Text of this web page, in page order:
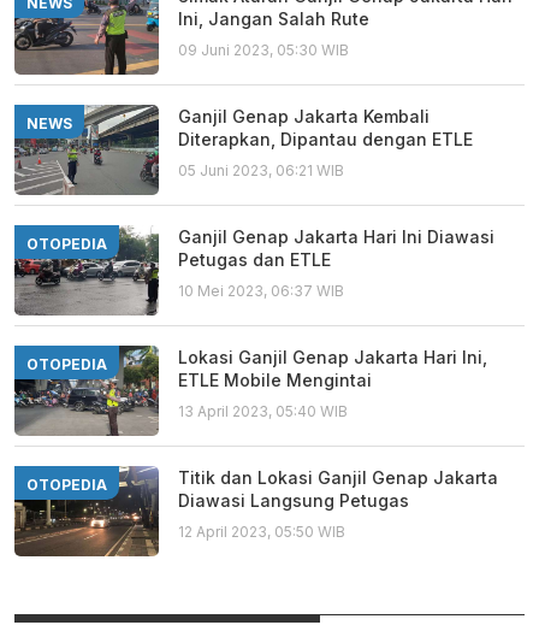
Ini, Jangan Salah Rute
09 Juni 2023, 05:30 WIB
NEWS
Ganjil Genap Jakarta Kembali
Diterapkan, Dipantau dengan ETLE
05 Juni 2023, 06:21 WIB
OTOPEDIA
Ganjil Genap Jakarta Hari Ini Diawasi
Petugas dan ETLE
10 Mei 2023, 06:37 WIB
OTOPEDIA
Lokasi Ganjil Genap Jakarta Hari Ini,
ETLE Mobile Mengintai
13 April 2023, 05:40 WIB
OTOPEDIA
Titik dan Lokasi Ganjil Genap Jakarta
Diawasi Langsung Petugas
12 April 2023, 05:50 WIB